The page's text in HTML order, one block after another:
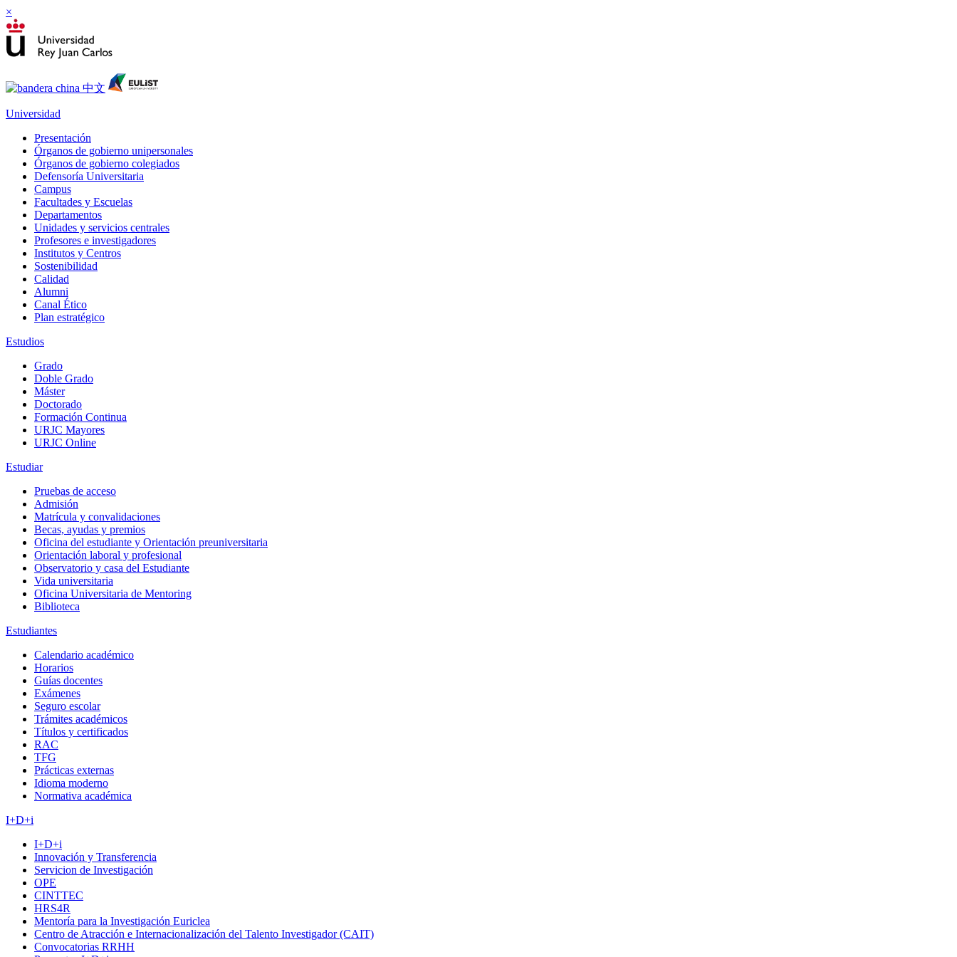
×
Universidad
Presentación
Órganos de gobierno unipersonales
Órganos de gobierno colegiados
Defensoría Universitaria
Campus
Facultades y Escuelas
Departamentos
Unidades y servicios centrales
Profesores e investigadores
Institutos y Centros
Sostenibilidad
Calidad
Alumni
Canal Ético
Plan estratégico
Estudios
Grado
Doble Grado
Máster
Doctorado
Formación Continua
URJC Mayores
URJC Online
Estudiar
Pruebas de acceso
Admisión
Matrícula y convalidaciones
Becas, ayudas y premios
Oficina del estudiante y Orientación preuniversitaria
Orientación laboral y profesional
Observatorio y casa del Estudiante
Vida universitaria
Oficina Universitaria de Mentoring
Biblioteca
Estudiantes
Calendario académico
Horarios
Guías docentes
Exámenes
Seguro escolar
Trámites académicos
Títulos y certificados
RAC
TFG
Prácticas externas
Idioma moderno
Normativa académica
I+D+i
I+D+i
Innovación y Transferencia
Servicion de Investigación
OPE
CINTTEC
HRS4R
Mentoría para la Investigación Euriclea
Centro de Atracción e Internacionalización del Talento Investigador (CAIT)
Convocatorias RRHH